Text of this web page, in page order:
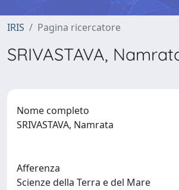
IRIS Pagina ricercatore
SRIVASTAVA,
Nome completo
SRIVASTAVA, Namrata
Afferenza
Scienze della Terra e del Mare